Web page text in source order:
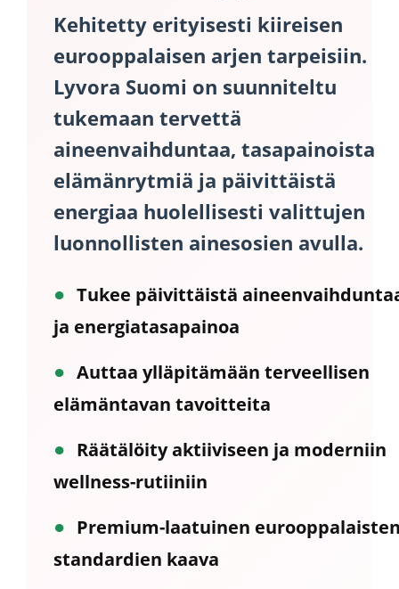
Kehitetty erityisesti kiireisen
eurooppalaisen arjen tarpeisiin.
Lyvora Suomi on suunniteltu
tukemaan tervettä
aineenvaihduntaa, tasapainoista
elämänrytmiä ja päivittäistä
energiaa huolellisesti valittujen
luonnollisten ainesosien avulla.
● Tukee päivittäistä
ja energiatasapainoa
● Auttaa ylläpitämään terveellisen
elämäntavan tavoitteita
● Räätälöity aktiiviseen ja moderniin
wellness-rutiiniin
● Premium-laatuinen
standardien kaava